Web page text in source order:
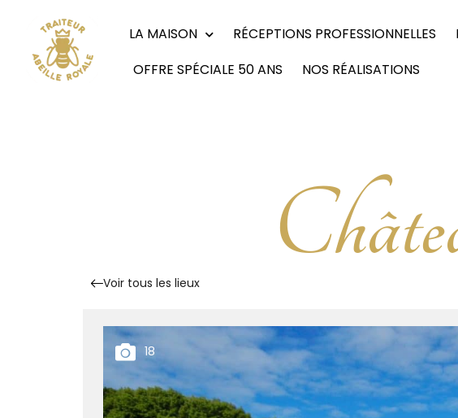
LA MAISON RÉCEPTIONS PROFESSIONNELLES
OFFRE SPÉCIALE 50 ANS
NOS RÉALISATIONS
Voir tous les lieux
18